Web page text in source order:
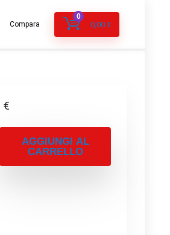
Compara
0
0,00 €
€
AGGIUNGI AL
CARRELLO